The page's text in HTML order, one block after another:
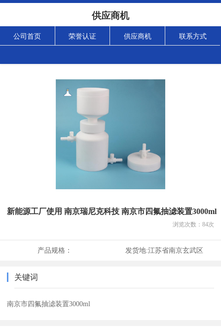
供应商机
公司首页 荣誉认证 供应商机 联系方式
新能源工厂使用 南京瑞尼克科技 南京市四氟抽滤装置3000ml
浏览次数： 84次
产品规格： 发货地:江苏省南京玄武区
关键词
南京市四氟抽滤装置3000ml